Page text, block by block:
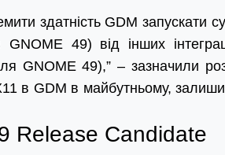
здатність GDM запускати
49) від інших
GNOME 49),” – зазначили
в GDM в майбутньому,
Release Candidate